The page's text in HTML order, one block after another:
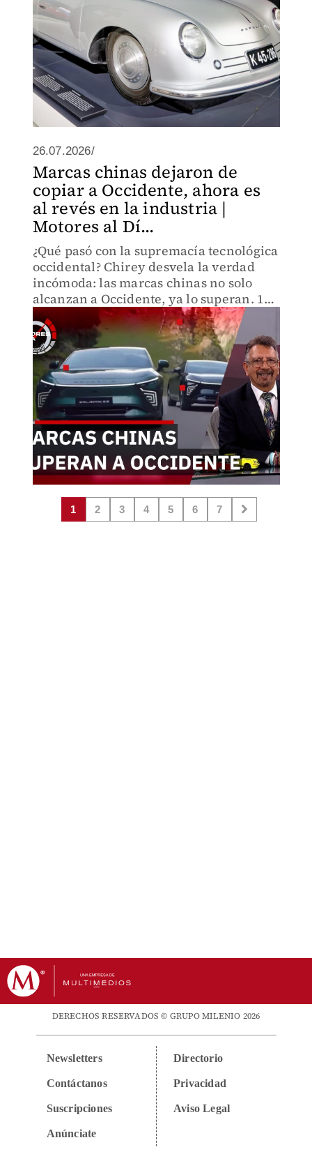
26.07.2026/
Marcas chinas dejaron de
copiar a Occidente, ahora es
al revés en la industria |
Motores al Dí...
¿Qué pasó con la supremacía tecnológica
occidental? Chirey desvela la verdad
incómoda: las marcas chinas no solo
alcanzan a Occidente, ya lo superan. 15
vehículos nuevos, innovaciones que
cambian reglas. ¿Dónde estaban los ojos
del mercado global?
1 2 3 4 5 6 7
DERECHOS RESERVADOS © GRUPO MILENIO 2026
Newsletters
Contáctanos
Suscripciones
Anúnciate
Directorio
Privacidad
Aviso Legal